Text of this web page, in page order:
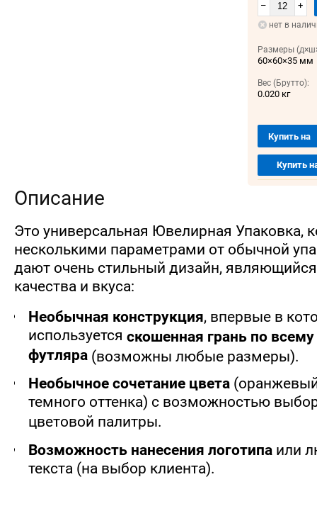
– +
нет в
Размеры
60×60×35 мм
Вес (Брутто):
0.020 кг
Купить на
Купить
Описание
Это универсальная Ювелирная Упаковка,
несколькими параметрами от обычной
дают очень стильный дизайн,
качества и вкуса:
Необычная конструкция, впервые в
используется скошенная грань по
футляра (возможны любые размеры).
Необычное сочетание цвета
темного оттенка) с возможностью
цветовой палитры.
Возможность нанесения логотипа или
текста (на выбор клиента).